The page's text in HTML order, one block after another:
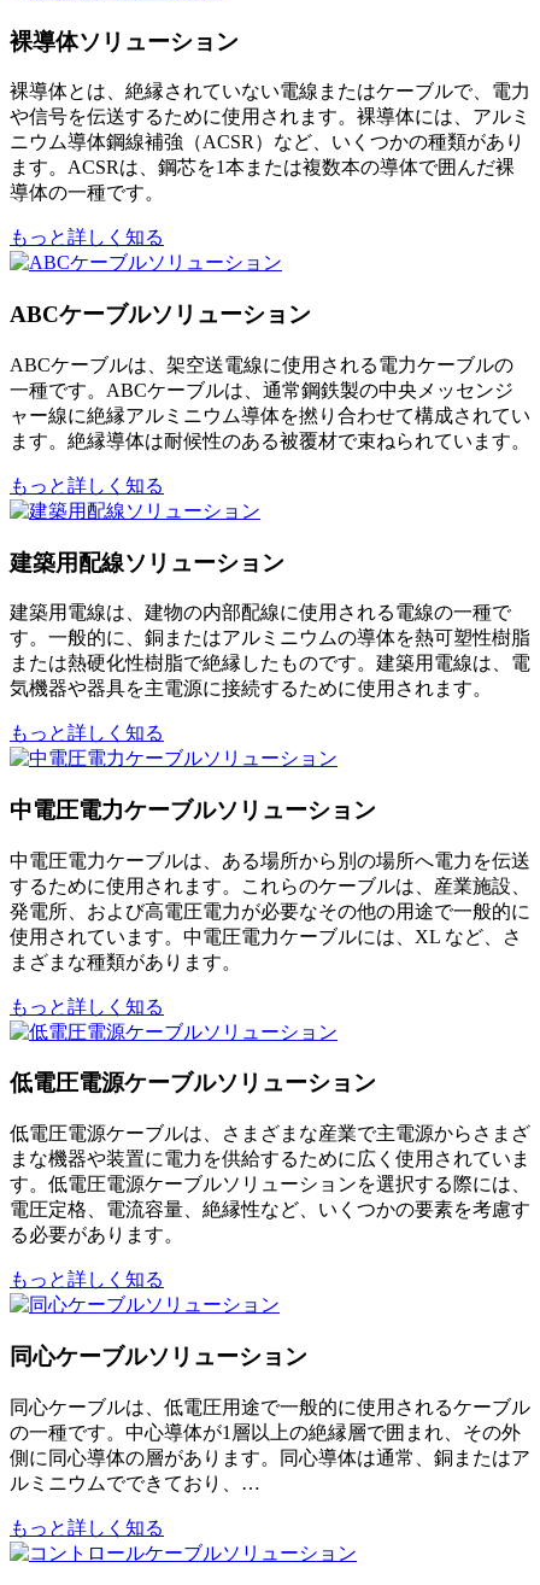
裸導体ソリューション
裸導体とは、絶縁されていない電線またはケーブルで、電力
や信号を伝送するために使用されます。裸導体には、アルミ
ニウム導体鋼線補強（ACSR）など、いくつかの種類があり
ます。ACSRは、鋼芯を1本または複数本の導体で囲んだ裸
導体の一種です。
もっと詳しく知る
ABCケーブルソリューション
ABCケーブルは、架空送電線に使用される電力ケーブルの
一種です。ABCケーブルは、通常鋼鉄製の中央メッセンジ
ャー線に絶縁アルミニウム導体を撚り合わせて構成されてい
ます。絶縁導体は耐候性のある被覆材で束ねられています。
もっと詳しく知る
建築用配線ソリューション
建築用電線は、建物の内部配線に使用される電線の一種で
す。一般的に、銅またはアルミニウムの導体を熱可塑性樹脂
または熱硬化性樹脂で絶縁したものです。建築用電線は、電
気機器や器具を主電源に接続するために使用されます。
もっと詳しく知る
中電圧電力ケーブルソリューション
中電圧電力ケーブルは、ある場所から別の場所へ電力を伝送
するために使用されます。これらのケーブルは、産業施設、
発電所、および高電圧電力が必要なその他の用途で一般的に
使用されています。中電圧電力ケーブルには、XL など、さ
まざまな種類があります。
もっと詳しく知る
低電圧電源ケーブルソリューション
低電圧電源ケーブルは、さまざまな産業で主電源からさまざ
まな機器や装置に電力を供給するために広く使用されていま
す。低電圧電源ケーブルソリューションを選択する際には、
電圧定格、電流容量、絶縁性など、いくつかの要素を考慮す
る必要があります。
もっと詳しく知る
同心ケーブルソリューション
同心ケーブルは、低電圧用途で一般的に使用されるケーブル
の一種です。中心導体が1層以上の絶縁層で囲まれ、その外
側に同心導体の層があります。同心導体は通常、銅またはア
ルミニウムでできており、…
もっと詳しく知る